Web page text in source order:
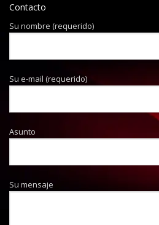
Contacto
Su nombre (requerido)
Su e-mail (requerido)
Asunto
Su mensaje